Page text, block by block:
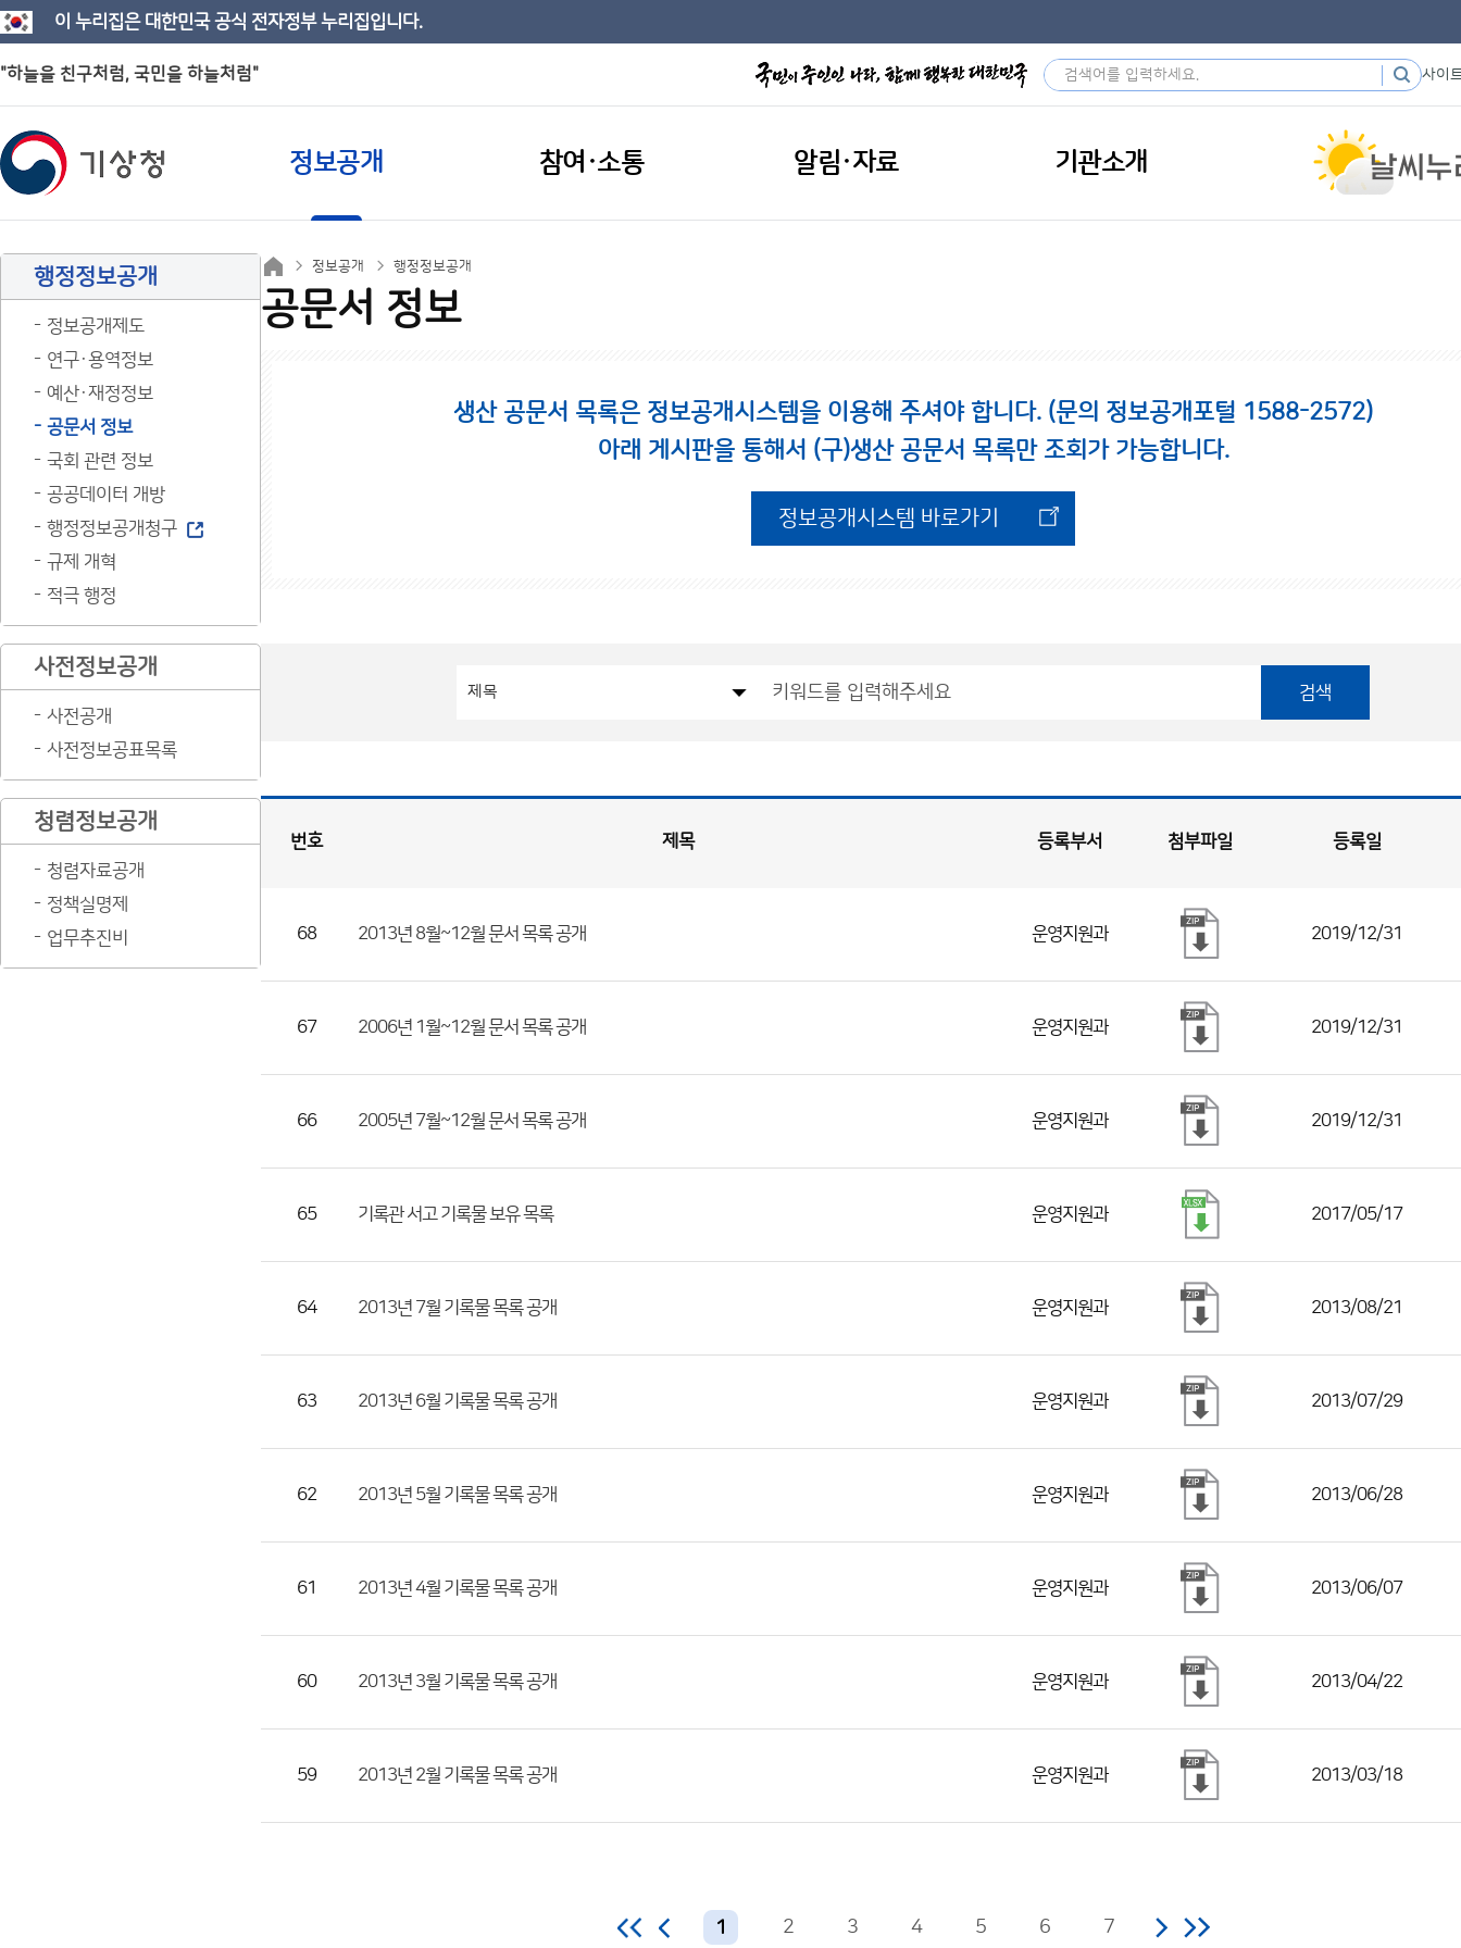
이 누리집은 대한민국 공식 전자정부 누리집입니다.
"하늘을 친구처럼, 국민을 하늘처럼" 사이
정보공개 참여·소통 알림·자료 기관소개
행정정보공개
정보공개제도
연구·용역정보
예산·재정정보
공문서 정보
국회 관련 정보
공공데이터 개방
행정정보공개청구
규제 개혁
적극 행정
사전정보공개
사전공개
사전정보공표목록
청렴정보공개
청렴자료공개
정책실명제
업무추진비
정보공개 행정정보공개
공문서 정보
생산 공문서 목록은 정보공개시스템을 이용해 주셔야 합니다. (문의 정보공개포털 1588-2572)
아래 게시판을 통해서 (구)생산 공문서 목록만 조회가 가능합니다.
정보공개시스템 바로가기
검색
호,
일,
수)
번호 제목 등록부서 첨부파일 등록일
68 2013년 8월~12월 문서 목록 공개 운영지원과 2019/12/31
67 2006년 1월~12월 문서 목록 공개 운영지원과 2019/12/31
66 2005년 7월~12월 문서 목록 공개 운영지원과 2019/12/31
65 기록관 서고 기록물 보유 목록 운영지원과 2017/05/17
64 2013년 7월 기록물 목록 공개 운영지원과 2013/08/21
63 2013년 6월 기록물 목록 공개 운영지원과 2013/07/29
62 2013년 5월 기록물 목록 공개 운영지원과 2013/06/28
61 2013년 4월 기록물 목록 공개 운영지원과 2013/06/07
60 2013년 3월 기록물 목록 공개 운영지원과 2013/04/22
59 2013년 2월 기록물 목록 공개 운영지원과 2013/03/18
1 2 3 4 5 6 7